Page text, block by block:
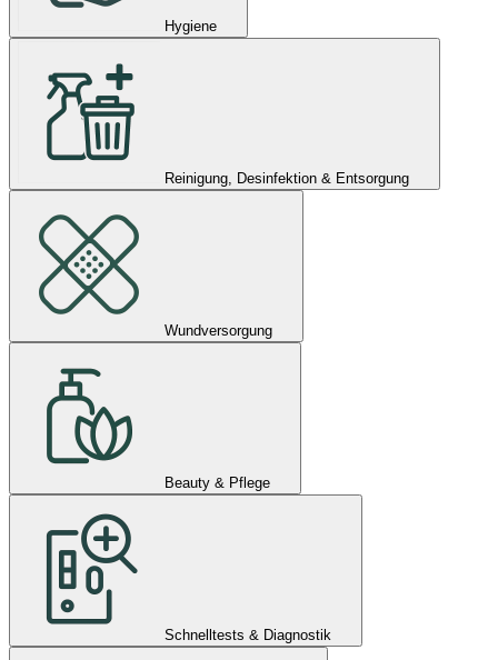
Hygiene
Reinigung, Desinfektion & Entsorgung
Wundversorgung
Beauty & Pflege
Schnelltests & Diagnostik